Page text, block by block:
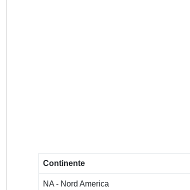
Continente
NA - Nord America